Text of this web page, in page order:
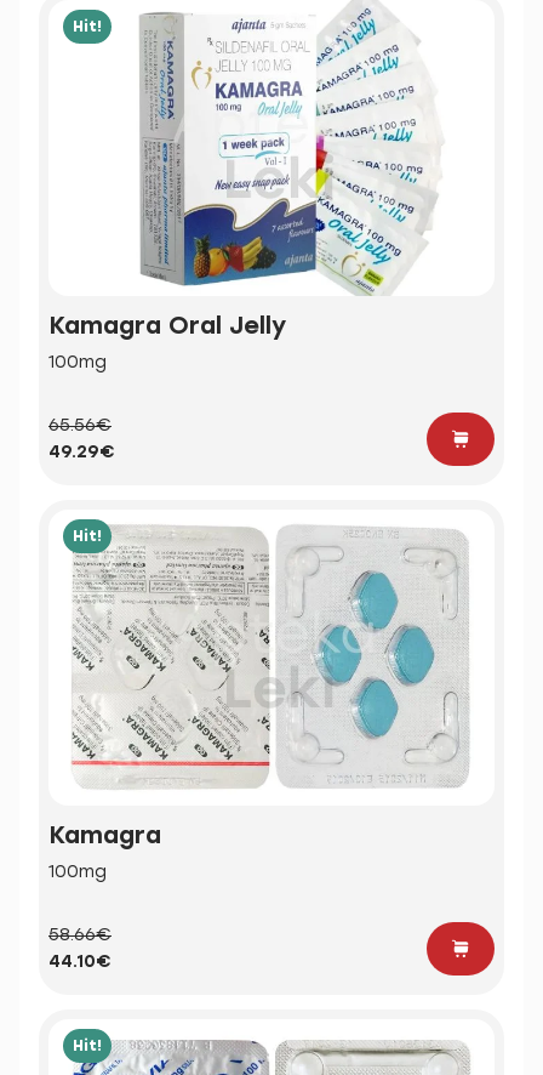
Hit!
Kamagra Oral Jelly
100mg
65.56€
49.29€
Hit!
Kamagra
100mg
58.66€
44.10€
Hit!